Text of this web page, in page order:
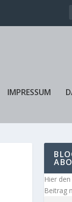
IMPRESSUM
Hier
Beitrag